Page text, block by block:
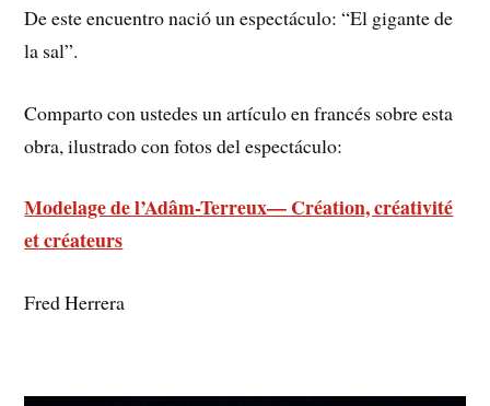
De este encuentro nació un espectáculo: “El gigante de
la sal”.
Comparto con ustedes un artículo en francés sobre esta
obra, ilustrado con fotos del espectáculo:
Modelage de l’Adâm-Terreux— Création, créativité
et créateurs
Fred Herrera